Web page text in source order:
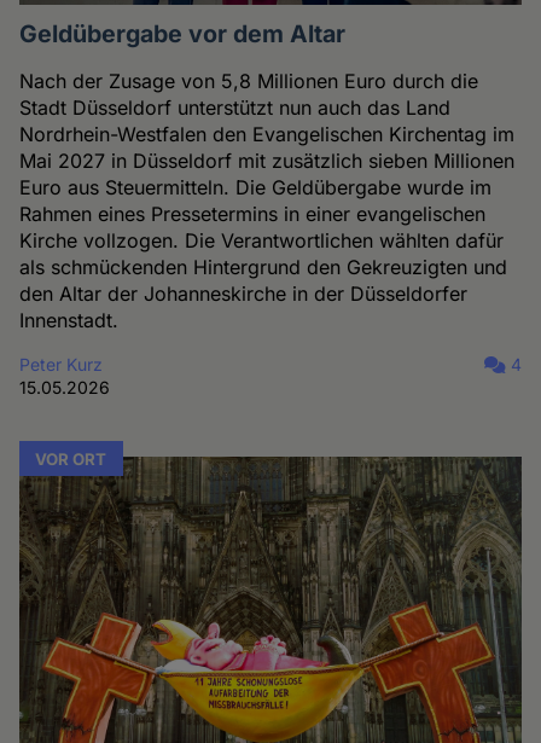
Geldübergabe vor dem Altar
Nach der Zusage von 5,8 Millionen Euro durch die
Stadt Düsseldorf unterstützt nun auch das Land
Nordrhein-Westfalen den Evangelischen Kirchentag im
Mai 2027 in Düsseldorf mit zusätzlich sieben Millionen
Euro aus Steuermitteln. Die Geldübergabe wurde im
Rahmen eines Pressetermins in einer evangelischen
Kirche vollzogen. Die Verantwortlichen wählten dafür
als schmückenden Hintergrund den Gekreuzigten und
den Altar der Johanneskirche in der Düsseldorfer
Innenstadt.
Peter Kurz
15.05.2026
4
VOR ORT